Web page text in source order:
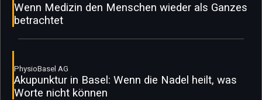
Wenn Medizin den Menschen wieder als Ganzes
betrachtet
PhysioBasel AG
Akupunktur in Basel: Wenn die Nadel heilt, was
Worte nicht können